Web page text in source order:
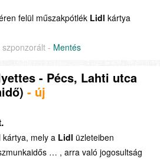
felül műszakpótlék Lidl kártya
- Mentés
- Pécs, Lahti utca
- új
mely a Lidl üzleteiben
… , arra való jogosultság